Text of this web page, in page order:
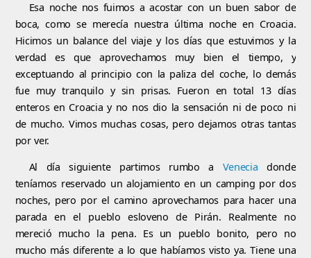
Esa noche nos fuimos a acostar con un buen sabor de
boca, como se merecía nuestra última noche en Croacia.
Hicimos un balance del viaje y los días que estuvimos y la
verdad es que aprovechamos muy bien el tiempo, y
exceptuando al principio con la paliza del coche, lo demás
fue muy tranquilo y sin prisas. Fueron en total 13 días
enteros en Croacia y no nos dio la sensación ni de poco ni
de mucho. Vimos muchas cosas, pero dejamos otras tantas
por ver.
Al día siguiente partimos rumbo a Venecia donde
teníamos reservado un alojamiento en un camping por dos
noches, pero por el camino aprovechamos para hacer una
parada en el pueblo esloveno de Pirán. Realmente no
mereció mucho la pena. Es un pueblo bonito, pero no
mucho más diferente a lo que habíamos visto ya. Tiene una